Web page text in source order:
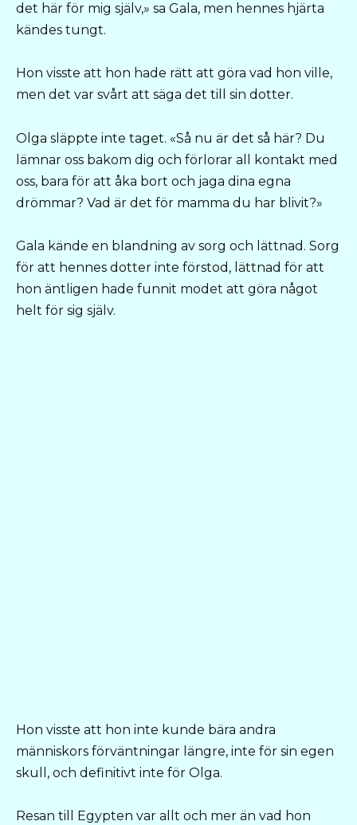
det här för mig själv,» sa Gala, men hennes hjärta
kändes tungt.
Hon visste att hon hade rätt att göra vad hon ville,
men det var svårt att säga det till sin dotter.
Olga släppte inte taget. «Så nu är det så här? Du
lämnar oss bakom dig och förlorar all kontakt med
oss, bara för att åka bort och jaga dina egna
drömmar? Vad är det för mamma du har blivit?»
Gala kände en blandning av sorg och lättnad. Sorg
för att hennes dotter inte förstod, lättnad för att
hon äntligen hade funnit modet att göra något
helt för sig själv.
Hon visste att hon inte kunde bära andra
människors förväntningar längre, inte för sin egen
skull, och definitivt inte för Olga.
Resan till Egypten var allt och mer än vad hon